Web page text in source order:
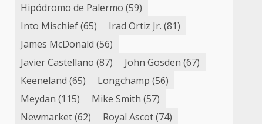
Hipódromo de Palermo (59)
Into Mischief(65) Irad Ortiz Jr. (81)
James McDonald (56)
Javier Castellano (87) John Gosden (67)
Keeneland (65) Longchamp (56)
Meydan (115) Mike Smith (57)
Newmarket(62) Royal Ascot(74)